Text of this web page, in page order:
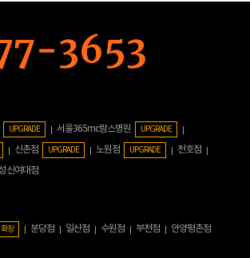
UPGRADE 서울365mc람스병원 UPGRADE
신촌점 UPGRADE 노원점 UPGRADE
천호점
신여대점
확장 분당점 일산점 수원점 부천점 안양평촌점